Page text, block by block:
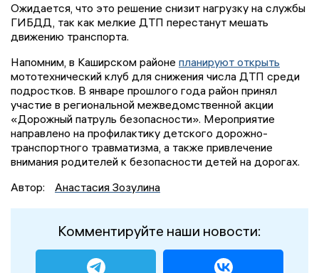
Ожидается, что это решение снизит нагрузку на службы
ГИБДД, так как мелкие ДТП перестанут мешать
движению транспорта.
Напомним, в Каширском районе планируют открыть
мототехнический клуб для снижения числа ДТП среди
подростков. В январе прошлого года район принял
участие в региональной межведомственной акции
«Дорожный патруль безопасности». Мероприятие
направлено на профилактику детского дорожно-
транспортного травматизма, а также привлечение
внимания родителей к безопасности детей на дорогах.
Автор:
Анастасия Зозулина
Комментируйте наши новости: